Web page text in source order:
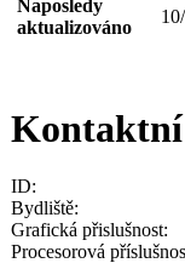
Naposledy
aktualizováno
ID:
Bydliště:
Grafická přislušnost:
Procesorová